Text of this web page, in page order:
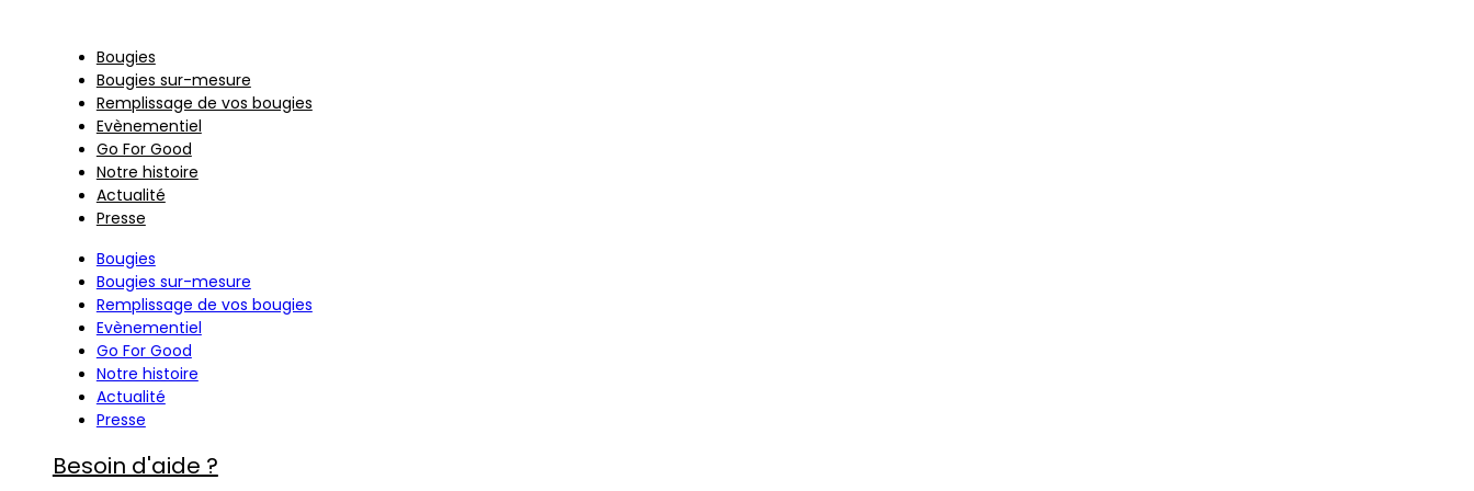
Bougies
Bougies sur-mesure
Remplissage de vos bougies
Evènementiel
Go For Good
Notre histoire
Actualité
Presse
Bougies
Bougies sur-mesure
Remplissage de vos bougies
Evènementiel
Go For Good
Notre histoire
Actualité
Presse
Besoin d'aide ?